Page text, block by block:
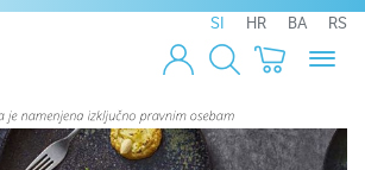
SI HR BA
RS
Toggle